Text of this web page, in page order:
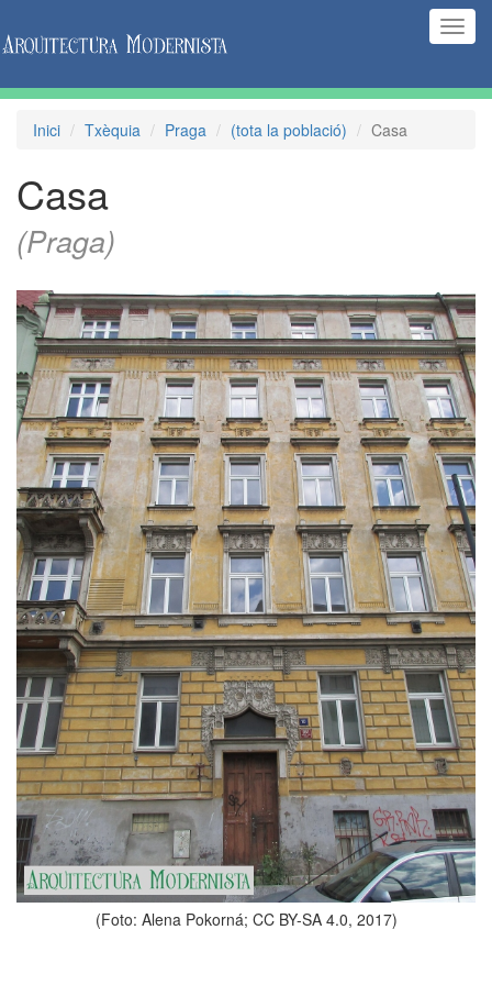
Inici Txèquia Praga (tota la població) Casa
Casa
(Praga)
(Foto: Alena Pokorná; CC BY-SA 4.0, 2017)